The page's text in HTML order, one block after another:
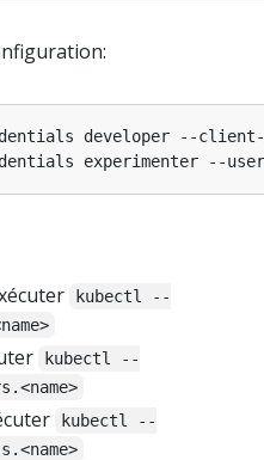
developer --
experimenter --
kubectl --
kubectl --
kubectl --